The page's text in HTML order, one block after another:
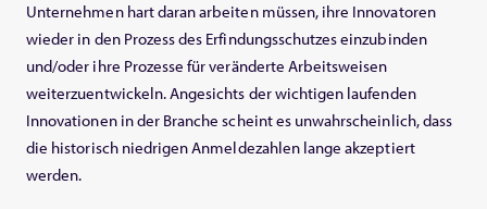
Unternehmen hart daran arbeiten müssen, ihre Innovatoren
wieder in den Prozess des Erfindungsschutzes einzubinden
und/oder ihre Prozesse für veränderte Arbeitsweisen
weiterzuentwickeln. Angesichts der wichtigen laufenden
Innovationen in der Branche scheint es unwahrscheinlich, dass
die historisch niedrigen Anmeldezahlen lange akzeptiert
werden.